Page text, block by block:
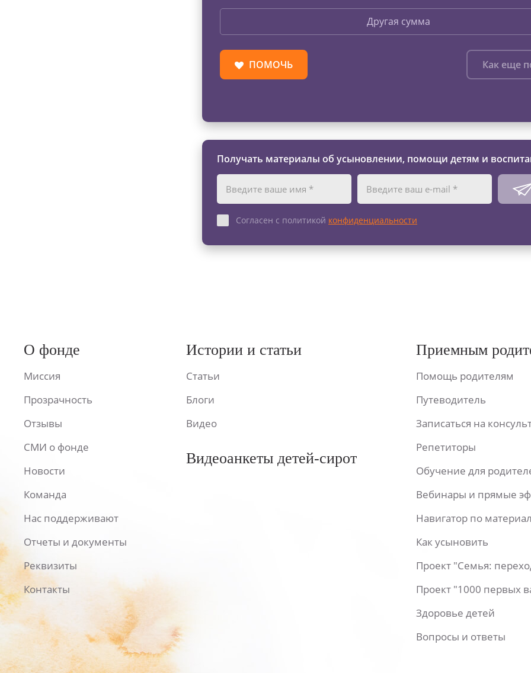
Другая сумма
ПОМОЧЬ Как еще
Получать материалы об усыновлении, помощи детям и
Согласен с политикой конфиденциальности
О фонде
Миссия
Прозрачность
Отзывы
СМИ о фонде
Новости
Команда
Нас поддерживают
Отчеты и документы
Реквизиты
Контакты
Истории и статьи
Статьи
Блоги
Видео
Видеоанкеты детей-сирот
Приемным
Помощь родителям
Путеводитель
Записаться на
Репетиторы
Обучение для
Вебинары и прямые
Навигатор по
Как усыновить
Проект "Семья:
Проект "1000 первых
Здоровье детей
Вопросы и ответы